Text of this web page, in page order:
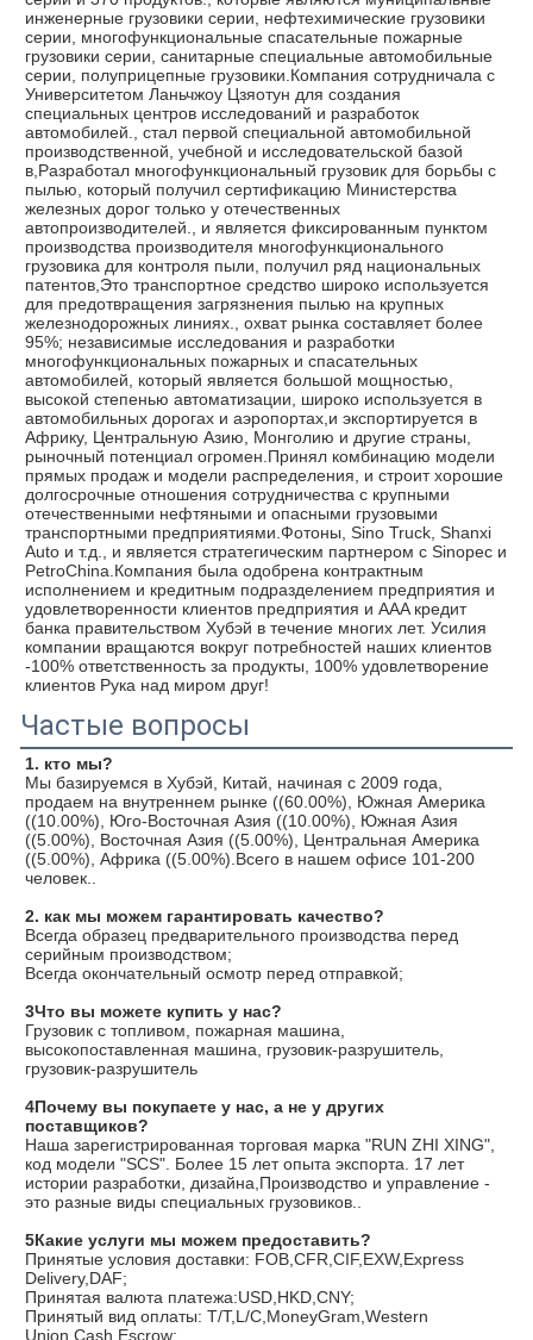
инженерные грузовики серии, нефтехимические грузовики
серии, многофункциональные спасательные пожарные
грузовики серии, санитарные специальные автомобильные
серии, полуприцепные грузовики.Компания сотрудничала с
Университетом Ланьчжоу Цзяотун для создания
специальных центров исследований и разработок
автомобилей., стал первой специальной автомобильной
производственной, учебной и исследовательской базой
в,Разработал многофункциональный грузовик для борьбы с
пылью, который получил сертификацию Министерства
железных дорог только у отечественных
автопроизводителей., и является фиксированным пунктом
производства производителя многофункционального
грузовика для контроля пыли, получил ряд национальных
патентов,Это транспортное средство широко используется
для предотвращения загрязнения пылью на крупных
железнодорожных линиях., охват рынка составляет более
95%; независимые исследования и разработки
многофункциональных пожарных и спасательных
автомобилей, который является большой мощностью,
высокой степенью автоматизации, широко используется в
автомобильных дорогах и аэропортах,и экспортируется в
Африку, Центральную Азию, Монголию и другие страны,
рыночный потенциал огромен.Принял комбинацию модели
прямых продаж и модели распределения, и строит хорошие
долгосрочные отношения сотрудничества с крупными
отечественными нефтяными и опасными грузовыми
транспортными предприятиями.Фотоны, Sino Truck, Shanxi
Auto и т.д., и является стратегическим партнером с Sinopec и
PetroChina.Компания была одобрена контрактным
исполнением и кредитным подразделением предприятия и
удовлетворенности клиентов предприятия и AAA кредит
банка правительством Хубэй в течение многих лет. Усилия
компании вращаются вокруг потребностей наших клиентов
-100% ответственность за продукты, 100% удовлетворение
клиентов Рука над миром друг!
Частые вопросы
1. кто мы?
Мы базируемся в Хубэй, Китай, начиная с 2009 года,
продаем на внутреннем рынке ((60.00%), Южная Америка
((10.00%), Юго-Восточная Азия ((10.00%), Южная Азия
((5.00%), Восточная Азия ((5.00%), Центральная Америка
((5.00%), Африка ((5.00%).Всего в нашем офисе 101-200
человек..
2. как мы можем гарантировать качество?
Всегда образец предварительного производства перед
серийным производством;
Всегда окончательный осмотр перед отправкой;
3Что вы можете купить у нас?
Грузовик с топливом, пожарная машина,
высокопоставленная машина, грузовик-разрушитель,
грузовик-разрушитель
4Почему вы покупаете у нас, а не у других
поставщиков?
Наша зарегистрированная торговая марка "RUN ZHI XING",
код модели "SCS". Более 15 лет опыта экспорта. 17 лет
истории разработки, дизайна,Производство и управление -
это разные виды специальных грузовиков..
5Какие услуги мы можем предоставить?
Принятые условия доставки: FOB,CFR,CIF,EXW,Express
Delivery,DAF;
Принятая валюта платежа:USD,HKD,CNY;
Принятый вид оплаты: T/T,L/C,MoneyGram,Western
Union,Cash,Escrow;